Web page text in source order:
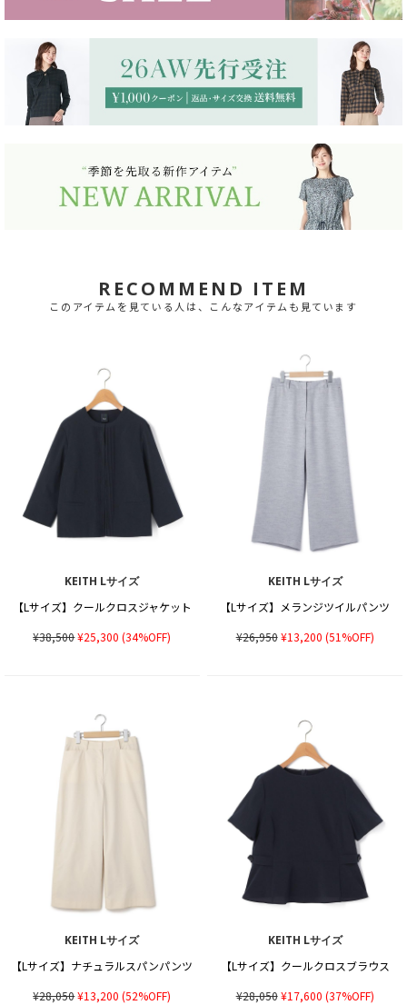
RECOMMEND ITEM
このアイテムを見ている人は、こんなアイテムも見ています
KEITH Lサイズ
【Lサイズ】クールクロスジャケット
¥38,500¥25,300 (34%OFF)
KEITH Lサイズ
【Lサイズ】メランジツイルパンツ
¥26,950¥13,200 (51%OFF)
KEITH Lサイズ
【Lサイズ】ナチュラルスパンパンツ
¥28,050¥13,200 (52%OFF)
KEITH Lサイズ
【Lサイズ】クールクロスブラウス
¥28,050¥17,600 (37%OFF)